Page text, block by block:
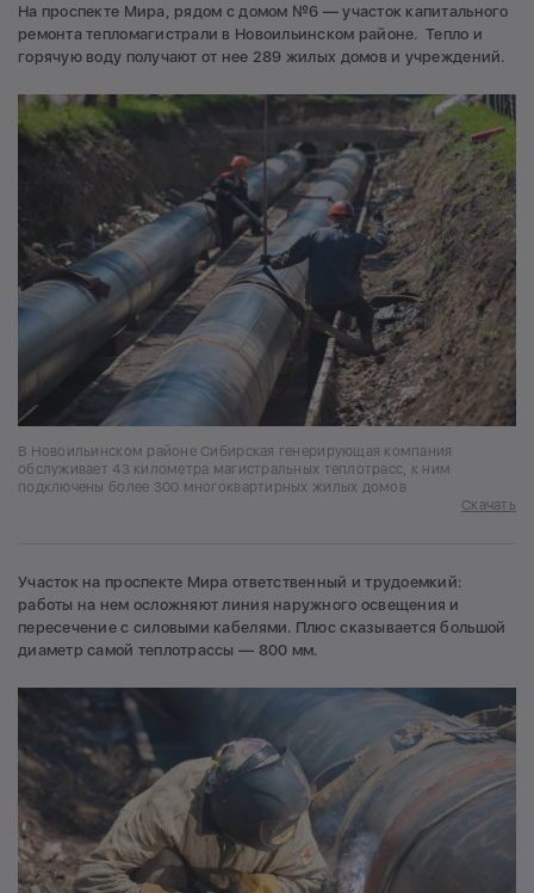
На проспекте Мира, рядом с домом №6 — участок капитального
ремонта тепломагистрали в Новоильинском районе. Тепло и
горячую воду получают от нее 289 жилых домов и учреждений.
В Новоильинском районе Сибирская генерирующая компания
обслуживает 43 километра магистральных теплотрасс, к ним
подключены более 300 многоквартирных жилых домов
Скачать
Участок на проспекте Мира ответственный и трудоемкий:
работы на нем осложняют линия наружного освещения и
пересечение с силовыми кабелями. Плюс сказывается большой
диаметр самой теплотрассы — 800 мм.